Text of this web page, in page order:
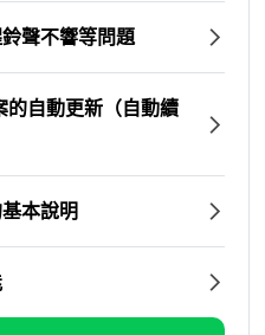
聲不響等問題
自動更新（自動續
本說明